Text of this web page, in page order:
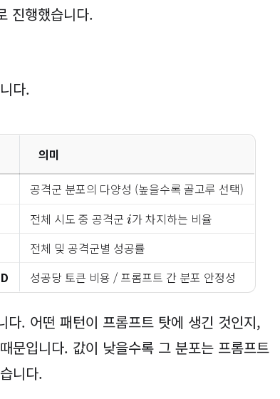
진행했습니다.
다.
의미
공격군 분포의 다양성 (높을수록 골고루 선택)
전체 시도 중 공격군 가 차지하는 비율
전체 및 공격군별 성공률
성공당 토큰 비용 / 프롬프트 간 분포 안정성
다. 어떤 패턴이 프롬프트 탓에 생긴 것인지,
문입니다. 값이 낮을수록 그 분포는 프롬프트
니다.